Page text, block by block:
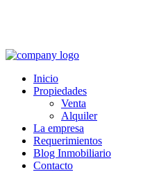
Inicio
Propiedades
Venta
Alquiler
La empresa
Requerimientos
Blog Inmobiliario
Contacto